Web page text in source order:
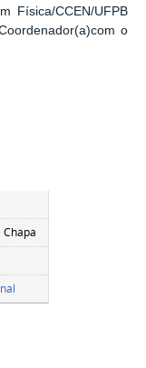
Física/CCEN/UFPB
o